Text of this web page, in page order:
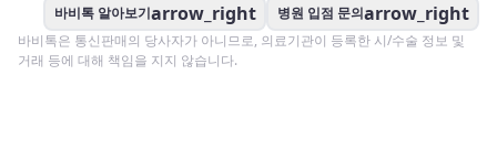
바비톡 알아보기arrow_right 병원 입점 문의arrow_right
바비톡은 통신판매의 당사자가 아니므로, 의료기관이 등록한 시/수술 정보 및
거래 등에 대해 책임을 지지 않습니다.